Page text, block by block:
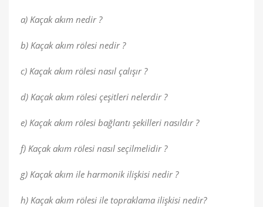
a) Kaçak akım nedir ?
b) Kaçak akım rölesi nedir ?
c) Kaçak akım rölesi nasıl çalışır ?
d) Kaçak akım rölesi çeşitleri nelerdir ?
e) Kaçak akım rölesi bağlantı şekilleri nasıldır ?
f) Kaçak akım rölesi nasıl seçilmelidir ?
g) Kaçak akım ile harmonik ilişkisi nedir ?
h) Kaçak akım rölesi ile topraklama ilişkisi nedir?